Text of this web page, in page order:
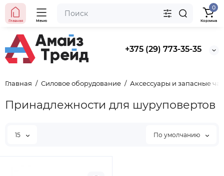
+375 (29) 773-35-35
Главная Меню
0
Корзина
Главная Силовое оборудование Аксессуары и запасные
Принадлежности для шуруповертов
15 По умолчанию